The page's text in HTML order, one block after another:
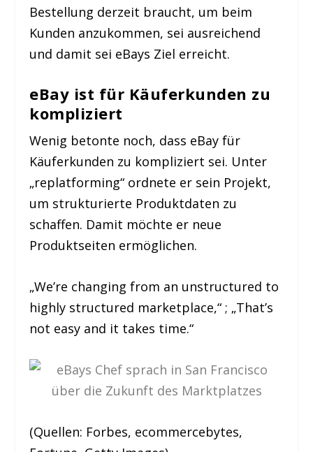
Bestellung derzeit braucht, um beim
Kunden anzukommen, sei ausreichend
und damit sei eBays Ziel erreicht.
eBay ist für Käuferkunden zu
kompliziert
Wenig betonte noch, dass eBay für
Käuferkunden zu kompliziert sei. Unter
„replatforming“ ordnete er sein Projekt,
um strukturierte Produktdaten zu
schaffen. Damit möchte er neue
Produktseiten ermöglichen.
„We’re changing from an unstructured to
highly structured marketplace,“ ; „That’s
not easy and it takes time.“
(Quellen: Forbes, ecommercebytes,